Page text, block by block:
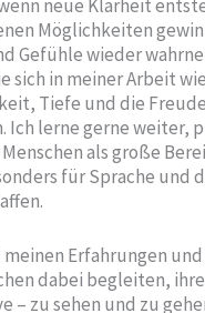
neue Klarheit
Möglichkeiten
Gefühle wieder
sich in meiner Arbeit
Tiefe und die
lerne gerne weiter,
als große
für Sprache und
Erfahrungen
dabei begleiten,
– zu sehen und zu